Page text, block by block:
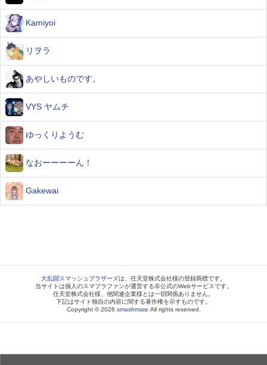
Kamiyoi
リヲラ
あやしいものです。
VYS ヤムチ
ゆっくりようむ
なおーーーーん！
Gakewai
大乱闘スマッシュブラザーズは、任天堂株式会社様の登録商標です。
当サイトは個人のスマブラファンが運営する非公式のWebサービスです。
任天堂株式会社様、他関連企業様とは一切関係ありません。
下記はサイト独自の内容に関する著作権を示すものです。
Copyright © 2026 smashmate All rights reserved.